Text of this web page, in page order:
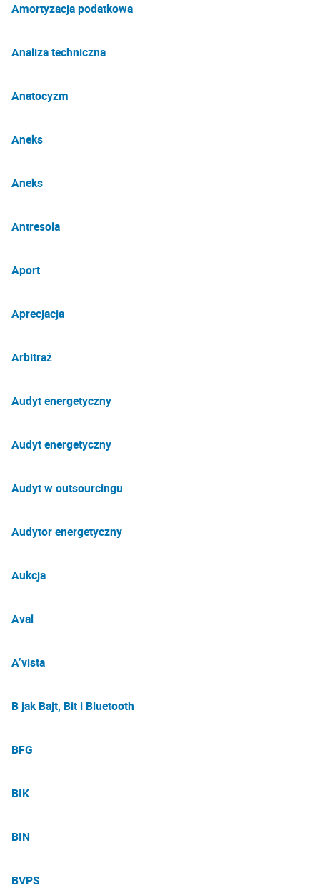
Amortyzacja podatkowa
Analiza techniczna
Anatocyzm
Aneks
Aneks
Antresola
Aport
Aprecjacja
Arbitraż
Audyt energetyczny
Audyt energetyczny
Audyt w outsourcingu
Audytor energetyczny
Aukcja
Aval
A’vista
B jak Bajt, Bit i Bluetooth
BFG
BIK
BIN
BVPS